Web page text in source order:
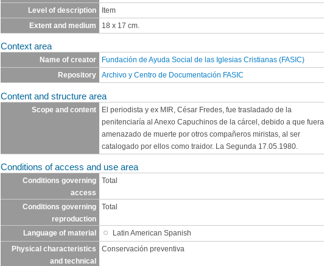
Level of description
Item
Extent and medium
18 x 17 cm.
Context area
Name of creator
Fundación de Ayuda Social de las Iglesias Cristianas (FASIC)
Repository
Archivo y Centro de Documentación FASIC
Content and structure area
Scope and content
El periodista y ex MIR, César Fredes, fue trasladado de la
penitenciaría al Anexo Capuchinos de la cárcel, debido a que fuera
amenazado de muerte por otros compañeros miristas, al ser
catalogado por ellos como traidor. La Segunda 17.05.1980.
Conditions of access and use area
Conditions governing
access
Total
Conditions governing
reproduction
Total
Language of material
Latin American Spanish
Physical characteristics
and technical
Conservación preventiva